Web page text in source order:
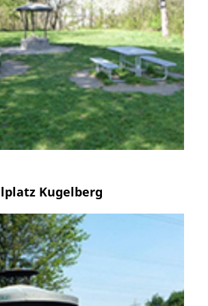
Kugelberg